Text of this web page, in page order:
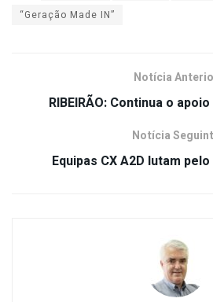
“Geração Made IN”
Notícia
RIBEIRÃO: Continua o
Notícia
Equipas CX A2D lutam